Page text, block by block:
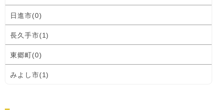
日進市(0)
長久手市(1)
東郷町(0)
みよし市(1)